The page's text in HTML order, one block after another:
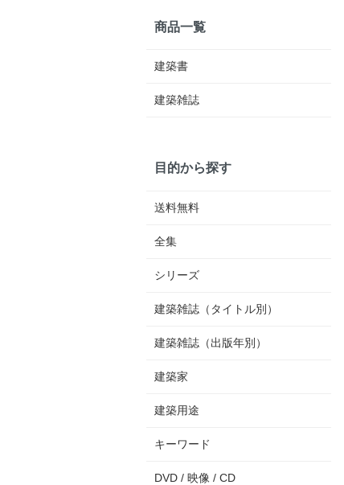
商品一覧
建築書
建築雑誌
目的から探す
送料無料
全集
シリーズ
建築雑誌（タイトル別）
建築雑誌（出版年別）
建築家
建築用途
キーワード
DVD / 映像 / CD